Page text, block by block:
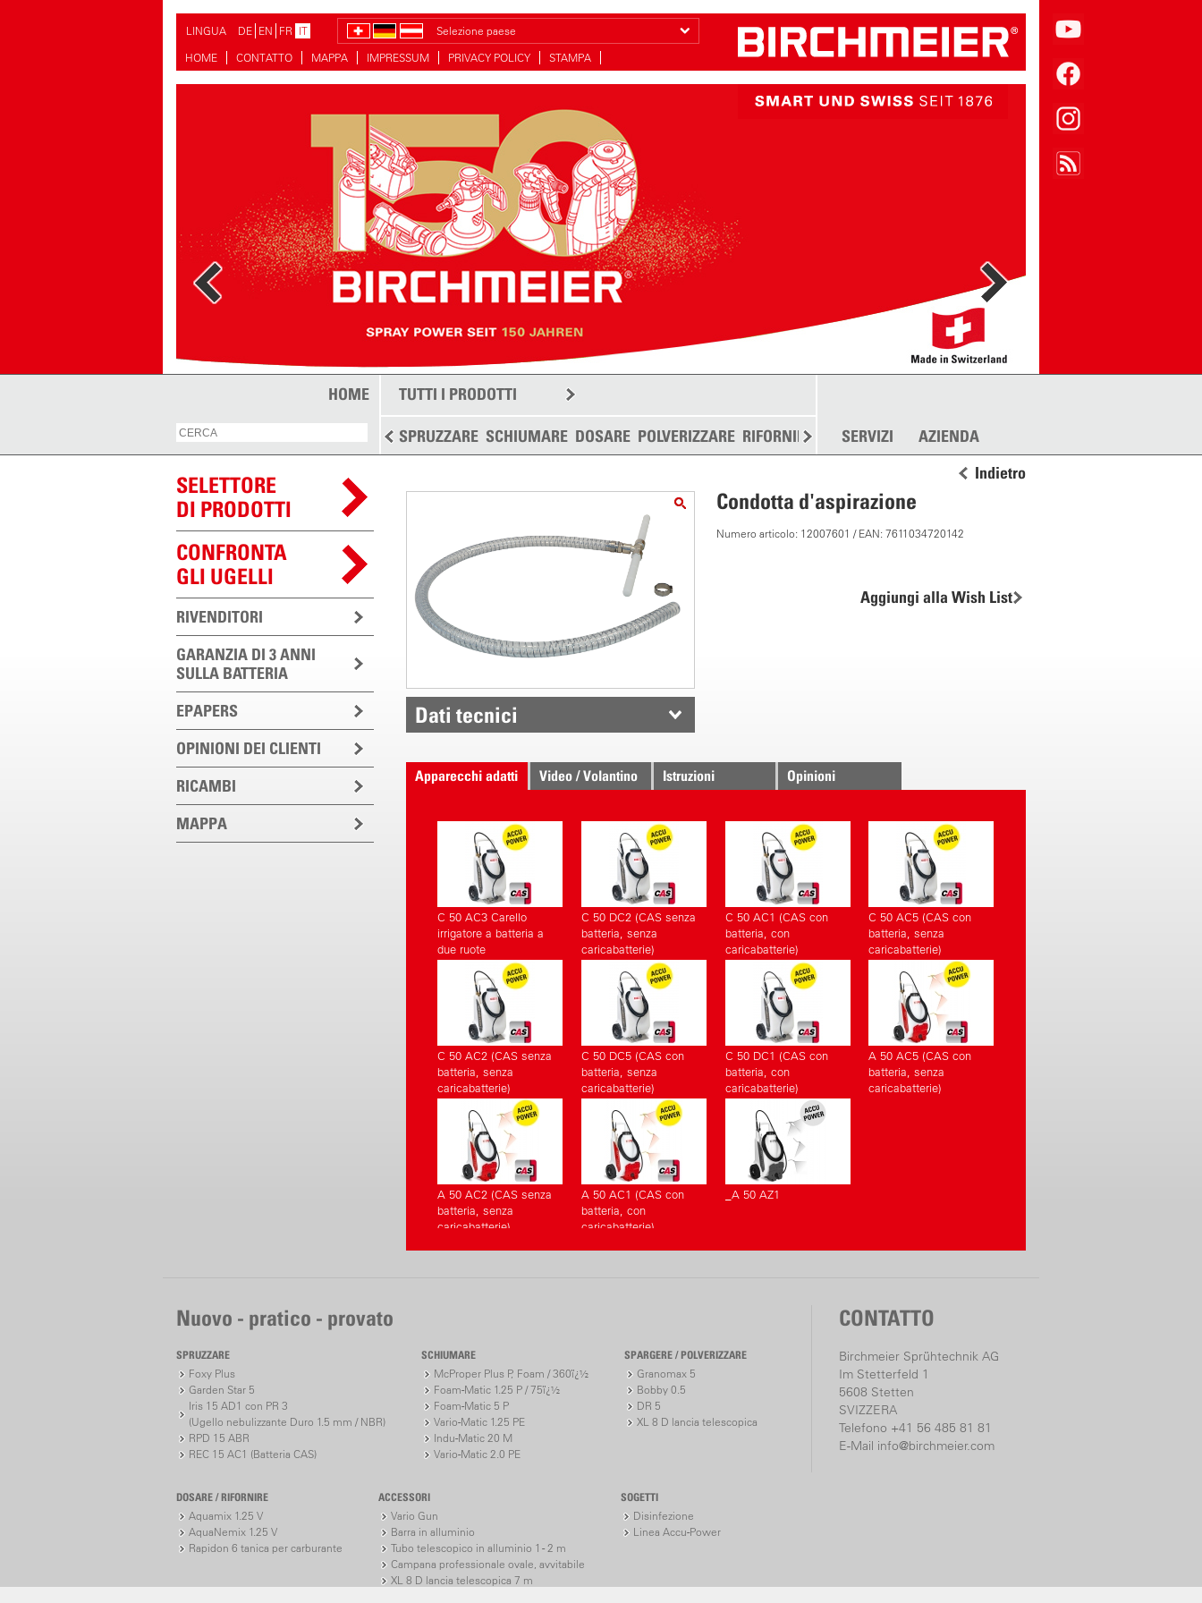
LINGUA DE EN FR IT
Selezione paese
HOME
CONTATTO MAPPA IMPRESSUM PRIVACY POLICY STAMPA
HOME TUTTI I PRODOTTI
SPRUZZARE SCHIUMARE DOSARE POLVERIZZARE RIFORNIRE SPARGERE ALTRO
SERVIZI AZIENDA
SELETTORE
DI PRODOTTI
CONFRONTA
GLI UGELLI
RIVENDITORI
GARANZIA DI 3 ANNI
SULLA BATTERIA
EPAPERS
OPINIONI DEI CLIENTI
RICAMBI
MAPPA
Indietro
Condotta d'aspirazione
Numero articolo: 12007601 / EAN: 7611034720142
Aggiungi alla Wish List
Dati tecnici
Apparecchi adatti Video / Volantino Istruzioni Opinioni
C 50 AC3 Carello
irrigatore a batteria a
due ruote
C 50 DC2 (CAS senza
batteria, senza
caricabatterie)
C 50 AC1 (CAS con
batteria, con
caricabatterie)
C 50 AC5 (CAS con
batteria, senza
caricabatterie)
C 50 AC2 (CAS senza
batteria, senza
caricabatterie)
C 50 DC5 (CAS con
batteria, senza
caricabatterie)
C 50 DC1 (CAS con
batteria, con
caricabatterie)
A 50 AC5 (CAS con
batteria, senza
caricabatterie)
A 50 AC2 (CAS senza
batteria, senza
caricabatterie)
A 50 AC1 (CAS con
batteria, con
caricabatterie)
_A 50 AZ1
Nuovo - pratico - provato
SPRUZZARE
Foxy Plus
Garden Star 5
Iris 15 AD1 con PR 3
(Ugello nebulizzante Duro 1.5 mm / NBR)
RPD 15 ABR
REC 15 AC1 (Batteria CAS)
SCHIUMARE
McProper Plus P, Foam / 360ï¿½
Foam-Matic 1.25 P / 75ï¿½
Foam-Matic 5 P
Vario-Matic 1.25 PE
Indu-Matic 20 M
Vario-Matic 2.0 PE
SPARGERE / POLVERIZZARE
Granomax 5
Bobby 0.5
DR 5
XL 8 D lancia telescopica
DOSARE / RIFORNIRE
Aquamix 1.25 V
AquaNemix 1.25 V
Rapidon 6 tanica per carburante
ACCESSORI
Vario Gun
Barra in alluminio
Tubo telescopico in alluminio 1 - 2 m
Campana professionale ovale, avvitabile
XL 8 D lancia telescopica 7 m
SOGETTI
Disinfezione
Linea Accu-Power
CONTATTO
Birchmeier Sprühtechnik AG
Im Stetterfeld 1
5608 Stetten
SVIZZERA
Telefono +41 56 485 81 81
E-Mail info@birchmeier.com